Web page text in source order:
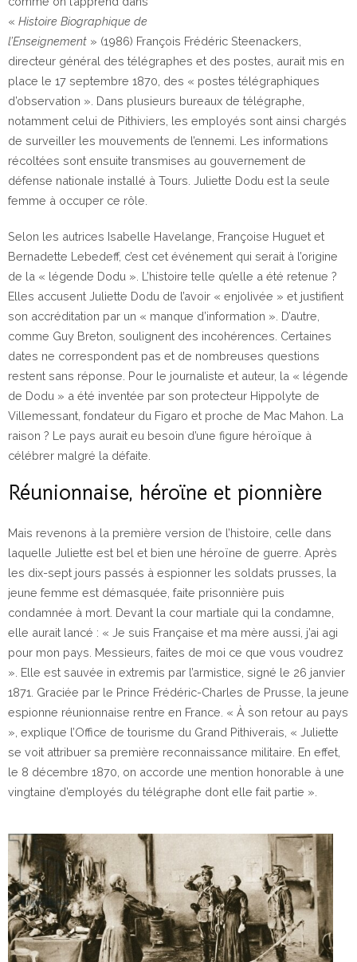
« Histoire Biographique de
l’Enseignement » (1986) François Frédéric Steenackers,
directeur général des télégraphes et des postes, aurait mis en
place le 17 septembre 1870, des « postes télégraphiques
d’observation ». Dans plusieurs bureaux de télégraphe,
notamment celui de Pithiviers, les employés sont ainsi chargés
de surveiller les mouvements de l’ennemi. Les informations
récoltées sont ensuite transmises au gouvernement de
défense nationale installé à Tours. Juliette Dodu est la seule
femme à occuper ce rôle.
Selon les autrices Isabelle Havelange, Françoise Huguet et
Bernadette Lebedeff, c’est cet événement qui serait à l’origine
de la « légende Dodu ». L’histoire telle qu’elle a été retenue ?
Elles accusent Juliette Dodu de l’avoir « enjolivée » et justifient
son accréditation par un « manque d’information ». D’autre,
comme Guy Breton, soulignent des incohérences. Certaines
dates ne correspondent pas et de nombreuses questions
restent sans réponse. Pour le journaliste et auteur, la « légende
de Dodu » a été inventée par son protecteur Hippolyte de
Villemessant, fondateur du Figaro et proche de Mac Mahon. La
raison ? Le pays aurait eu besoin d’une figure héroïque à
célébrer malgré la défaite.
Réunionnaise, héroïne et pionnière
Mais revenons à la première version de l’histoire, celle dans
laquelle Juliette est bel et bien une héroïne de guerre. Après
les dix-sept jours passés à espionner les soldats prusses, la
jeune femme est démasquée, faite prisonnière puis
condamnée à mort. Devant la cour martiale qui la condamne,
elle aurait lancé : « Je suis Française et ma mère aussi, j’ai agi
pour mon pays. Messieurs, faites de moi ce que vous voudrez
». Elle est sauvée in extremis par l’armistice, signé le 26 janvier
1871. Graciée par le Prince Frédéric-Charles de Prusse, la jeune
espionne réunionnaise rentre en France. « À son retour au pays
», explique l’Office de tourisme du Grand Pithiverais, « Juliette
se voit attribuer sa première reconnaissance militaire. En effet,
le 8 décembre 1870, on accorde une mention honorable à une
vingtaine d’employés du télégraphe dont elle fait partie ».